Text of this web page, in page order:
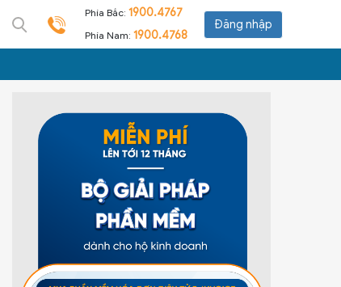
Phía Bắc: 1900.4767
Phía Nam: 1900.4768
Đăng nhập